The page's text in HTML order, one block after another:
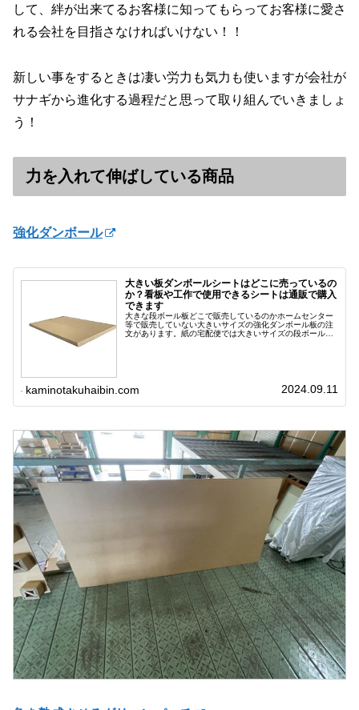
して、絆が出来てるお客様に知ってもらってお客様に愛さ
れる会社を目指さなければいけない！！
新しい事をするときは凄い労力も気力も使いますが会社が
サナギから進化する過程だと思って取り組んでいきましょ
う！
力を入れて伸ばしている商品
強化ダンボール
大きい板ダンボールシートはどこに売っているの
か？看板や工作で使用できるシートは通販で購入
できます
大きな段ボール板どこで販売しているのかホームセンター
等で販売していない大きいサイズの強化ダンボール板の注
文があります。紙の宅配便では大きいサイズの段ボールシ
kaminotakuhaibin.com 2024.09.11